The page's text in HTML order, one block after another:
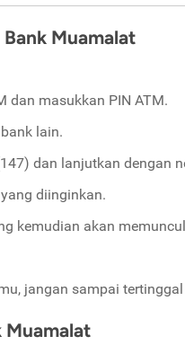
Muamalat
dan masukkan PIN ATM.
lain.
dan lanjutkan dengan
diinginkan.
kemudian akan
jangan sampai
Muamalat